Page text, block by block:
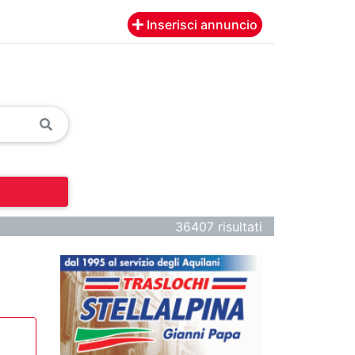
Inserisci annuncio
36407 risultati